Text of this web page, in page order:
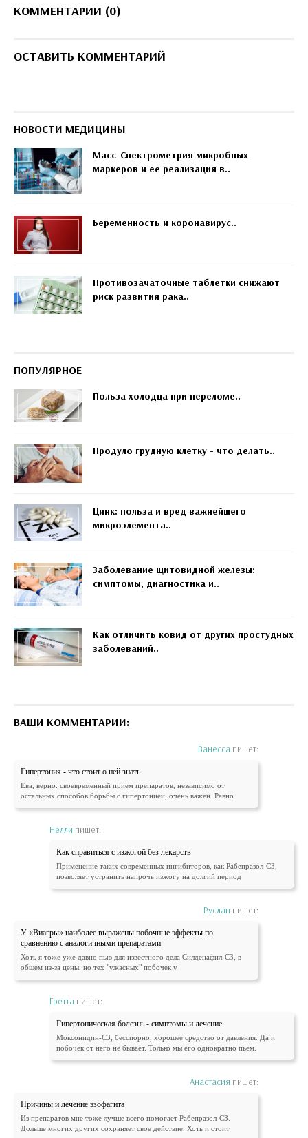
КОММЕНТАРИИ (0)
ОСТАВИТЬ КОММЕНТАРИЙ
НОВОСТИ МЕДИЦИНЫ
Масс-Спектрометрия микробных
маркеров и ее реализация в..
Беременность и коронавирус..
Противозачаточные таблетки снижают
риск развития рака..
ПОПУЛЯРНОЕ
Польза холодца при переломе..
Продуло грудную клетку - что делать..
Цинк: польза и вред важнейшего
микроэлемента..
Заболевание щитовидной железы:
симптомы, диагностика и..
Как отличить ковид от других простудных
заболеваний..
ВАШИ КОММЕНТАРИИ:
Ванесса пишет:
Гипертония - что стоит о ней знать
Ева, верно: своевременный прием препаратов, независимо от
остальных способов борьбы с гипертонией, очень важен. Равно
Нелли пишет:
Как справиться с изжогой без лекарств
Применение таких современных ингибиторов, как Рабепразол-СЗ,
позволяет устранить напрочь изжогу на долгий период
Руслан пишет:
У «Виагры» наиболее выражены побочные эффекты по
сравнению с аналогичными препаратами
Хоть я тоже уже давно пью для известного дела Силденафил-СЗ, в
общем из-за цены, но тех "ужасных" побочек у
Гретта пишет:
Гипертоническая болезнь - симптомы и лечение
Моксонидин-СЗ, бесспорно, хорошее средство от давления. Да и
побочек от него не бывает. Только мы его однократно пьем.
Анастасия пишет:
Причины и лечение эзофагита
Из препаратов мне тоже лучше всего помогает Рабепразол-СЗ.
Дольше многих других сохраняет свое действие. Хоть и стоит